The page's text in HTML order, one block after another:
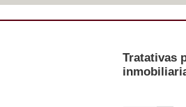
Tratativas